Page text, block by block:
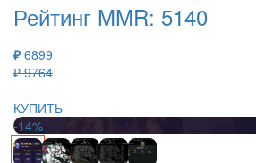
Рейтинг MMR: 5140
₽ 6899
₽ 9764
КУПИТЬ
-14%